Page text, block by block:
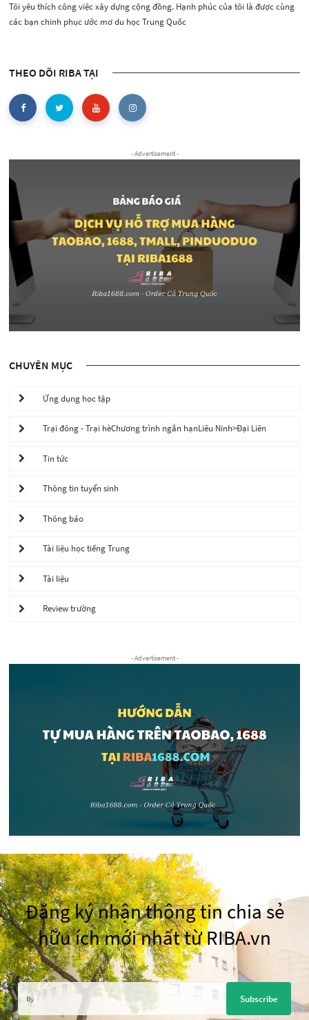
Tôi yêu thích công việc xây dựng cộng đồng. Hạnh phúc của tôi là được cùng
các bạn chinh phục ước mơ du học Trung Quốc
THEO DÕI RIBA TẠI
- Advertisement -
CHUYÊN MỤC
Ứng dụng học tập
Trại đông - Trại hèChương trình ngắn hạnLiêu Ninh>Đại Liên
Tin tức
Thông tin tuyển sinh
Thông báo
Tài liệu học tiếng Trung
Tài liệu
Review trường
- Advertisement -
Đăng ký nhận thông tin chia sẻ
hữu ích mới nhất từ RIBA.vn
Subscribe